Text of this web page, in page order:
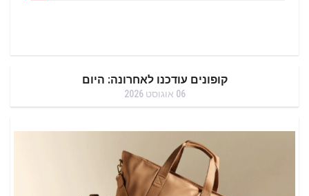
קופונים עודכנו לאחרונה: היום
06 אוגוסט 2026